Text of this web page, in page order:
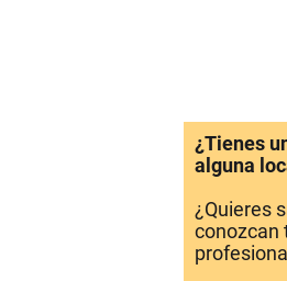
¿Tienes
alguna
¿Quieres
conozcan